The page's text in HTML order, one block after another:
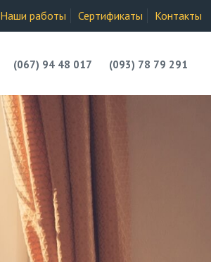
Наши работы Сертификаты Контакты
(067) 94 48 017 (093) 78 79 291